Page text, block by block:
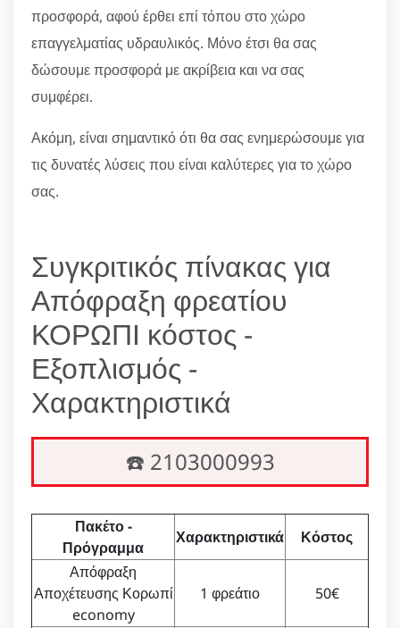
προσφορά, αφού έρθει επί τόπου στο χώρο
επαγγελματίας υδραυλικός. Μόνο έτσι θα σας
δώσουμε προσφορά με ακρίβεια και να σας
συμφέρει.
Ακόμη, είναι σημαντικό ότι θα σας ενημερώσουμε για
τις δυνατές λύσεις που είναι καλύτερες για το χώρο
σας.
Συγκριτικός πίνακας για
Απόφραξη φρεατίου
ΚΟΡΩΠΙ κόστος -
Εξοπλισμός -
Χαρακτηριστικά
☎️ 2103000993
Πακέτο -
Πρόγραμμα
Χαρακτηριστικά
Κόστος
Απόφραξη
Αποχέτευσης Κορωπί
economy
1 φρεάτιο 50€